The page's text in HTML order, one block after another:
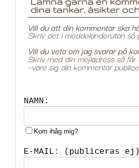
NAMN:
Kom ihåg mig?
E-MAIL: (publiceras ej)